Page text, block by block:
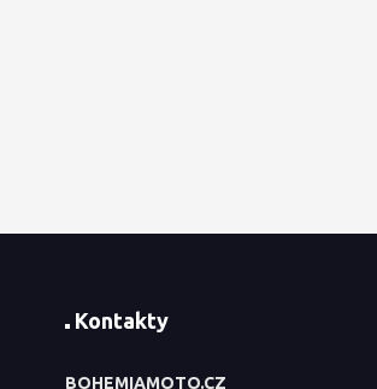
Kontakty
BOHEMIAMOTO.CZ